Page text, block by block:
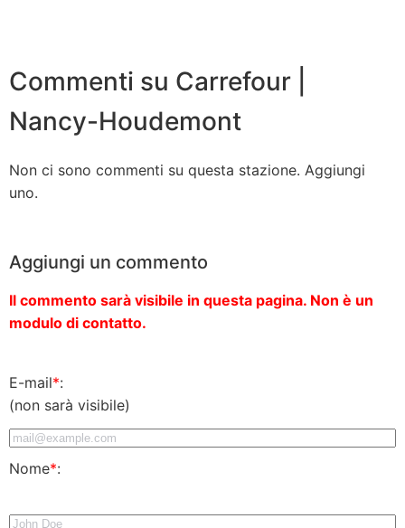
Commenti su Carrefour |
Nancy-Houdemont
Non ci sono commenti su questa stazione. Aggiungi
uno.
Aggiungi un commento
Il commento sarà visibile in questa pagina. Non è un
modulo di contatto.
E-mail*:
(non sarà visibile)
Nome*: